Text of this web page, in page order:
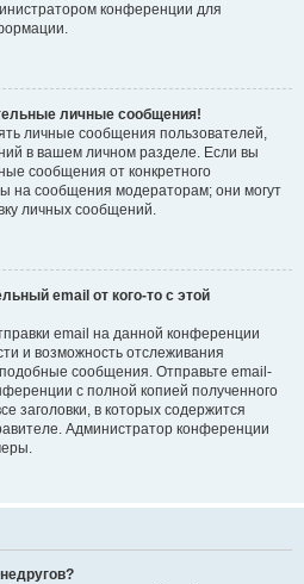
конференции для
личные сообщения!
личные сообщения пользователей,
в вашем личном разделе. Если вы
сообщения от конкретного
на сообщения модераторам; они могут
личных сообщений.
email от кого-то с этой
email на данной конференции
и возможность отслеживания
сообщения. Отправьте email-
с полной копией полученного
заголовки, в которых содержится
Администратор конференции